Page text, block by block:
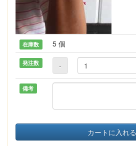
在庫数 5 個
発注数 -
備考
カートに入れる